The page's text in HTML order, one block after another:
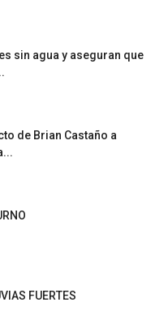
sin agua y aseguran que
de Brian Castaño a
FUERTES